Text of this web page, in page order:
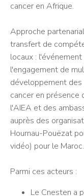
cancer en Afrique.
Approche
transfert de
locaux :
l'engagement de
développement
cancer en présence
l'AIEA et des
auprès des
Hournau-Pouëzat
vidéo) pour le Maroc.
Parmi ces acteurs :
Le Cnesten a